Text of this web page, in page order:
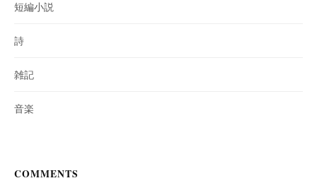
短編小説
詩
雑記
音楽
COMMENTS